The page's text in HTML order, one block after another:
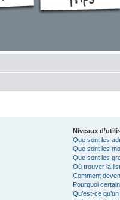
Niveaux
Que sont les
Que sont les
Que sont les
Où trouver la
Comment
Pourquoi
Qu’est-ce